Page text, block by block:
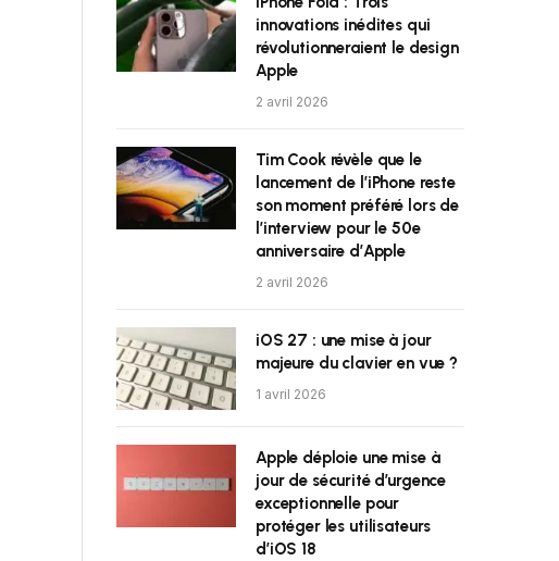
innovations inédites qui
révolutionneraient le design
Apple
2 avril 2026
Tim Cook révèle que le
lancement de l’iPhone reste
son moment préféré lors de
l’interview pour le 50e
anniversaire d’Apple
2 avril 2026
iOS 27 : une mise à jour
majeure du clavier en vue ?
1 avril 2026
Apple déploie une mise à
jour de sécurité d’urgence
exceptionnelle pour
protéger les utilisateurs
d’iOS 18